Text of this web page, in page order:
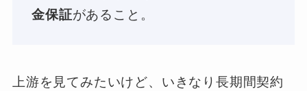
金保証があること。
上游を見てみたいけど、いきなり長期間契約